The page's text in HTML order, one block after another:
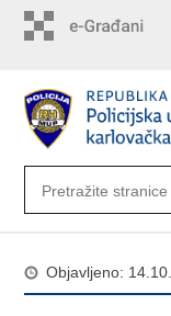
Objavljeno: